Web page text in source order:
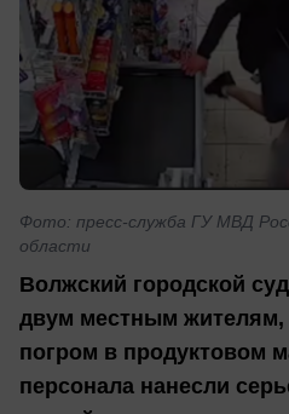
Фото: пресс-служба ГУ МВД
области
Волжский городской
двум местным жителям,
погром в продуктовом
персонала нанесли